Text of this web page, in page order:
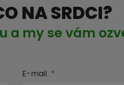
NA SRDCI?
a my se vám
E-mail *